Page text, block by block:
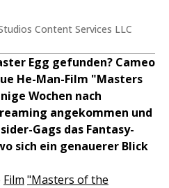
Content Services LLC
Egg gefunden? Cameo
He-Man-Film "Masters
Wochen nach
angekommen und
Gags das Fantasy-
sich ein genauerer Blick
Film "Masters of the